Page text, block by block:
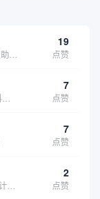
19
点赞
7
点赞
7
点赞
2
点赞